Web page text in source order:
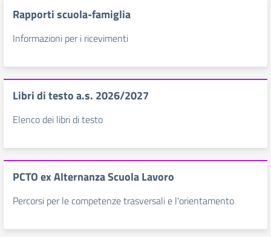
Rapporti scuola-famiglia
Informazioni per i ricevimenti
Libri di testo a.s. 2026/2027
Elenco dei libri di testo
PCTO ex Alternanza Scuola Lavoro
Percorsi per le competenze trasversali e l'orientamento